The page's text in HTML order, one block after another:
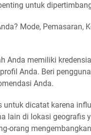
untuk
Mode, Pemasaran,
Anda memiliki
Anda. Beri
Anda.
untuk dicatat karena
lain di lokasi geografis
orang